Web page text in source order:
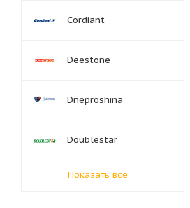
Cordiant
Deestone
Dneproshina
Doublestar
Показать все